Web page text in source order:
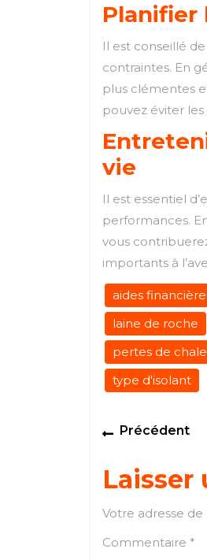
Planifier
Il est conseillé
contraintes. En
plus clémentes
pouvez éviter
vie
Il est essentiel
performances.
vous
importants à
aides
laine de roche
pertes de
type d'isolant
l’article
Précédent
Laisser
Votre adresse
Commentaire *